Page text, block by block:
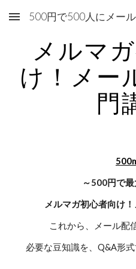
Skip to main content
メルマ
け！メー
門
～500円で
メルマガ初心者向け
これから、メール配
必要な豆知識を、Q&A形